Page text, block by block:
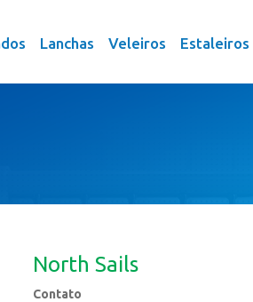
Lanchas Veleiros Estaleiros
North Sails
Contato